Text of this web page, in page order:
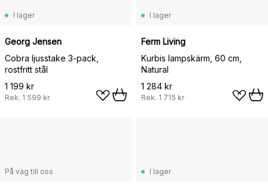
I lager
Georg Jensen
Cobra ljusstake 3-pack,
rostfritt stål
1 199 kr
Rek. 1 599 kr
I lager
Ferm Living
Kurbis lampskärm, 60 cm,
Natural
1 284 kr
Rek. 1 715 kr
På väg till oss I lager